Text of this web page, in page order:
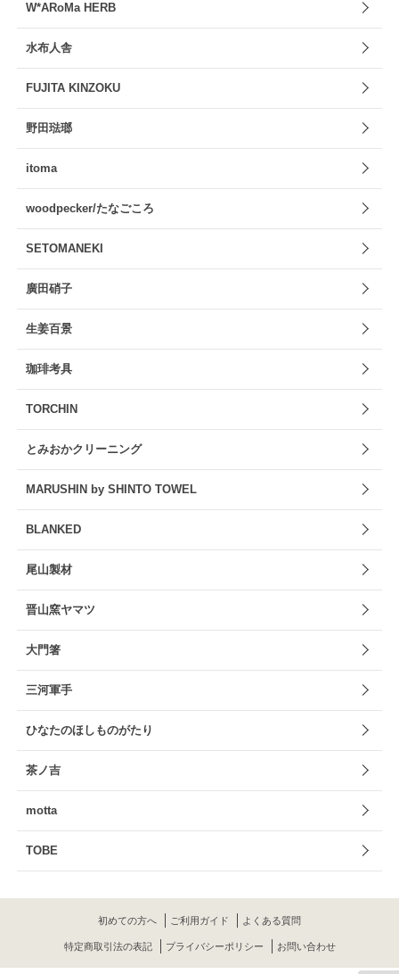
W*ARoMa HERB
水布人舎
FUJITA KINZOKU
野田琺瑯
itoma
woodpecker/たなごころ
SETOMANEKI
廣田硝子
生姜百景
珈琲考具
TORCHIN
とみおかクリーニング
MARUSHIN by SHINTO TOWEL
BLANKED
尾山製材
晋山窯ヤマツ
大門箸
三河軍手
ひなたのほしものがたり
茶ノ吉
motta
TOBE
初めての方へ ご利用ガイド よくある質問
特定商取引法の表記 プライバシーポリシー お問い合わせ